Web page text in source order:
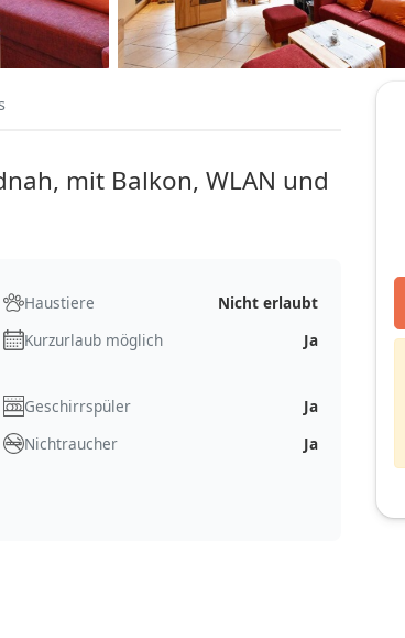
mit Balkon, WLAN und
Haustiere
Nicht erlaubt
Kurzurlaub möglich
Ja
Geschirrspüler
Ja
Nichtraucher
Ja